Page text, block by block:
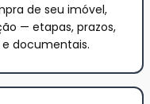
de seu imóvel,
— etapas, prazos,
documentais.